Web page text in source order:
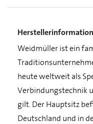
Weidmüller ist ein
heute weltweit als
Verbindungstechnik
gilt. Der Hauptsitz
Deutschland und in